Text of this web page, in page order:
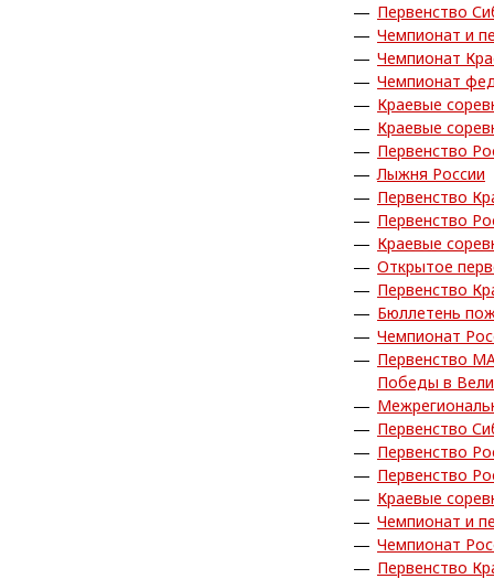
Первенство
Чемпионат и
Чемпионат
Чемпионат
Краевые
Краевые
Первенство
Лыжня России
Первенство
Первенство
Краевые
Открытое
Первенство
Бюллетень
Чемпионат
Первенство
Победы в
Первенство
Первенство
Первенство
Краевые
Чемпионат и
Чемпионат
Первенство